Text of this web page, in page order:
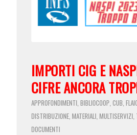
IMPORTI CIG E
CIFRE ANCORA
APPROFONDIMENTI, BIBLIOCOOP, CUB,
DISTRIBUZIONE, MATERIALI, MULTISERVIZI,
DOCUMENTI